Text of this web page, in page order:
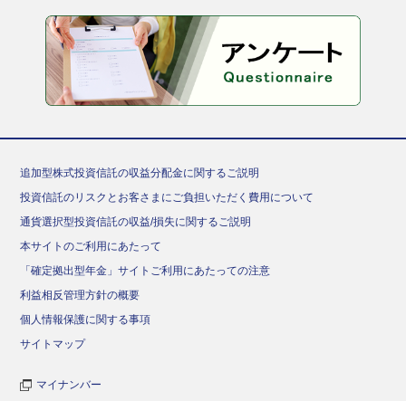
追加型株式投資信託の収益分配金に関するご説明
投資信託のリスクとお客さまにご負担いただく費用について
通貨選択型投資信託の収益/損失に関するご説明
本サイトのご利用にあたって
「確定拠出型年金」サイトご利用にあたっての注意
利益相反管理方針の概要
個人情報保護に関する事項
サイトマップ
マイナンバー